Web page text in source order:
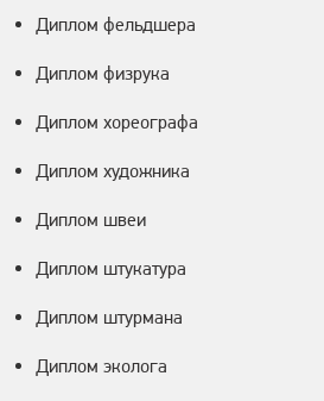
Диплом фельдшера
Диплом физрука
Диплом хореографа
Диплом художника
Диплом швеи
Диплом штукатура
Диплом штурмана
Диплом эколога